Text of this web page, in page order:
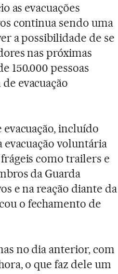
as evacuações
continua sendo uma
a possibilidade de se
nas próximas
150.000 pessoas
evacuação
incluído
evacuação voluntária
como trailers e
da Guarda
e na reação diante da
o fechamento de
no dia anterior, com
o que faz dele um